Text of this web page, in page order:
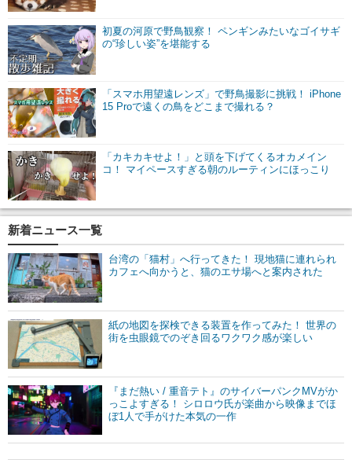
初夏の河原で野鳥観察！ ペンギンみたいなゴイサギ
の“珍しい姿”を堪能する
「スマホ用望遠レンズ」で野鳥撮影に挑戦！ iPhone
15 Proで遠くの鳥をどこまで撮れる？
「カキカキせよ！」と頭を下げてくるオカメイン
コ！ マイペースすぎる朝のルーティンにほっこり
新着ニュース一覧
台湾の「猫村」へ行ってきた！ 現地猫に連れられ
カフェへ向かうと、猫のエサ場へと案内された
紙の地図を探検できる装置を作ってみた！ 世界の
街を虫眼鏡でのぞき回るワクワク感が楽しい
『まだ熱い / 重音テト』のサイバーパンクMVがか
っこよすぎる！ シロロウ氏が楽曲から映像までほ
ぼ1人で手がけた本気の一作